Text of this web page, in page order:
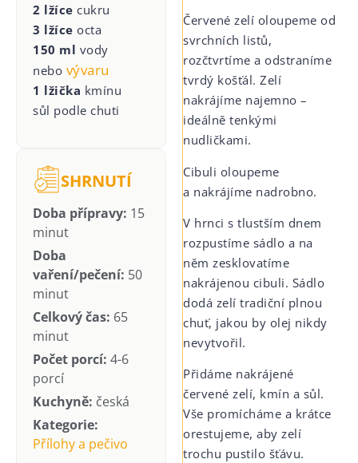
2 lžíce cukru
3 lžíce octa
150 ml vody
nebo vývaru
1 lžička kmínu
sůl podle chuti
SHRNUTÍ
Doba přípravy: 15
minut
Doba
vaření/pečení: 50
minut
Celkový čas: 65
minut
Počet porcí: 4-6
porcí
Kuchyně: česká
Kategorie:
Přílohy a pečivo
Červené zelí oloupeme od
svrchních listů,
rozčtvrtíme a odstraníme
tvrdý košťál. Zelí
nakrájíme najemno –
ideálně tenkými
nudličkami.
Cibuli oloupeme
a nakrájíme nadrobno.
V hrnci s tlustším dnem
rozpustíme sádlo a na
něm zesklovatíme
nakrájenou cibuli. Sádlo
dodá zelí tradiční plnou
chuť, jakou by olej nikdy
nevytvořil.
Přidáme nakrájené
červené zelí, kmín a sůl.
Vše promícháme a krátce
orestujeme, aby zelí
trochu pustilo šťávu.